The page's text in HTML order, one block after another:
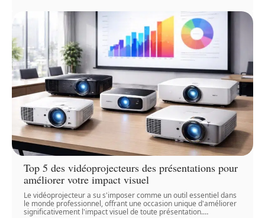
Top 5 des vidéoprojecteurs des présentations pour
améliorer votre impact visuel
Le vidéoprojecteur a su s'imposer comme un outil essentiel dans
le monde professionnel, offrant une occasion unique d'améliorer
significativement l'impact visuel de toute présentation.…